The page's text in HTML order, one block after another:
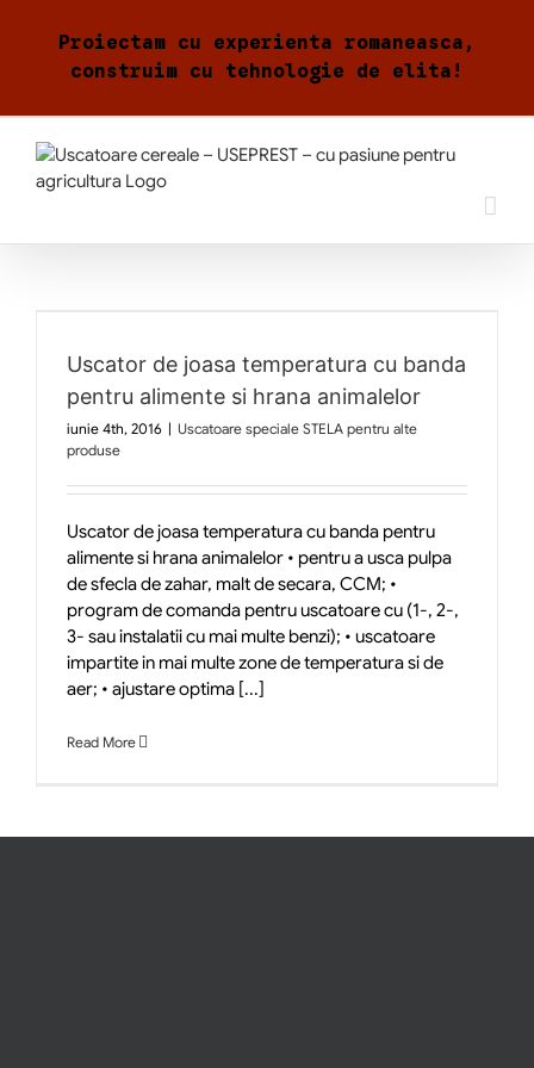
Proiectam cu experienta romaneasca,
construim cu tehnologie de elita!
Uscator de joasa temperatura cu banda
pentru alimente si hrana animalelor
iunie 4th, 2016 | Uscatoare speciale STELA pentru alte
produse
Uscator de joasa temperatura cu banda pentru
alimente si hrana animalelor • pentru a usca pulpa
de sfecla de zahar, malt de secara, CCM; •
program de comanda pentru uscatoare cu (1-, 2-,
3- sau instalatii cu mai multe benzi); • uscatoare
impartite in mai multe zone de temperatura si de
aer; • ajustare optima [...]
Read More